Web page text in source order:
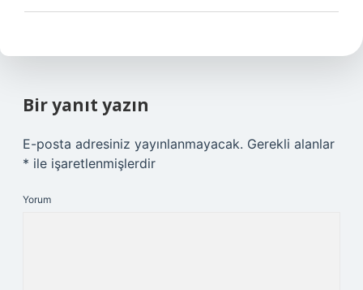
Bir yanıt yazın
E-posta adresiniz yayınlanmayacak. Gerekli alanlar
* ile işaretlenmişlerdir
Yorum